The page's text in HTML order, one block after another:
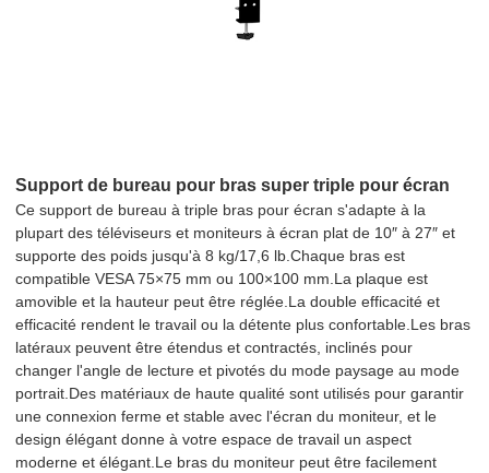
Support de bureau pour bras super triple pour écran
Ce support de bureau à triple bras pour écran s'adapte à la
plupart des téléviseurs et moniteurs à écran plat de 10″ à 27″ et
supporte des poids jusqu'à 8 kg/17,6 lb.Chaque bras est
compatible VESA 75×75 mm ou 100×100 mm.La plaque est
amovible et la hauteur peut être réglée.La double efficacité et
efficacité rendent le travail ou la détente plus confortable.Les bras
latéraux peuvent être étendus et contractés, inclinés pour
changer l'angle de lecture et pivotés du mode paysage au mode
portrait.Des matériaux de haute qualité sont utilisés pour garantir
une connexion ferme et stable avec l'écran du moniteur, et le
design élégant donne à votre espace de travail un aspect
moderne et élégant.Le bras du moniteur peut être facilement